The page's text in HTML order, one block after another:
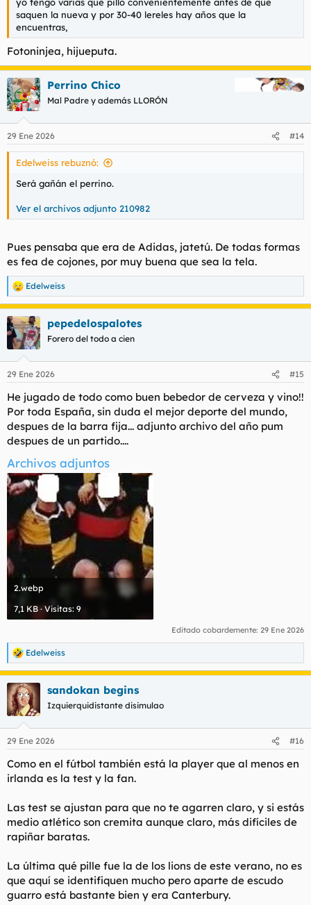
saquen la nueva y por 30-40 lereles hay años que la
encuentras,
Fotoninjea, hijueputa.
Perrino Chico
Mal Padre y además LLORÓN
29 Ene 2026 #14
Edelweiss rebuznó:
Será gañán el perrino.
Ver el archivos adjunto 210982
Pues pensaba que era de Adidas, jatetú. De todas formas
es fea de cojones, por muy buena que sea la tela.
R
e
a
c
c
i
e
:
Edelweiss
pepedelospalotes
Forero del todo a cien
29 Ene 2026 #15
He jugado de todo como buen bebedor de cerveza y vino!!
Por toda España, sin duda el mejor deporte del mundo,
despues de la barra fija... adjunto archivo del año pum
despues de un partido....
Archivos adjuntos
2.webp
7,1 KB · Visitas: 9
Editado cobardemente: 29 Ene 2026
R
e
a
c
c
i
e
:
Edelweiss
sandokan begins
Izquierquidistante disimulao
29 Ene 2026 #16
Como en el fútbol también está la player que al menos en
irlanda es la test y la fan.
Las test se ajustan para que no te agarren claro, y si estás
medio atlético son cremita aunque claro, más difíciles de
rapiñar baratas.
La última qué pille fue la de los lions de este verano, no es
que aquí se identifiquen mucho pero aparte de escudo
guarro está bastante bien y era Canterbury.